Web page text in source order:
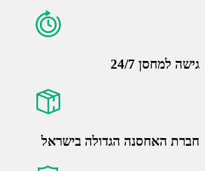
גישה למחסן 24/7
חברת האחסנה הגדולה בישראל